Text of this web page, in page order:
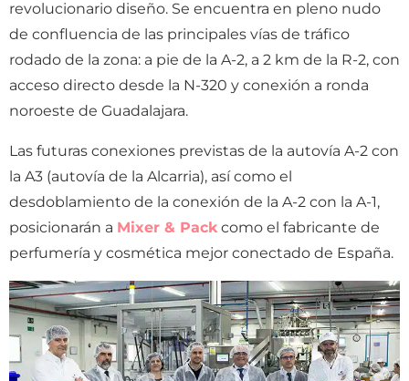
revolucionario diseño. Se encuentra en pleno nudo
de confluencia de las principales vías de tráfico
rodado de la zona: a pie de la A-2, a 2 km de la R-2, con
acceso directo desde la N-320 y conexión a ronda
noroeste de Guadalajara.
Las futuras conexiones previstas de la autovía A-2 con
la A3 (autovía de la Alcarria), así como el
desdoblamiento de la conexión de la A-2 con la A-1,
posicionarán a Mixer & Packcomo el fabricante de
perfumería y cosmética mejor conectado de España.